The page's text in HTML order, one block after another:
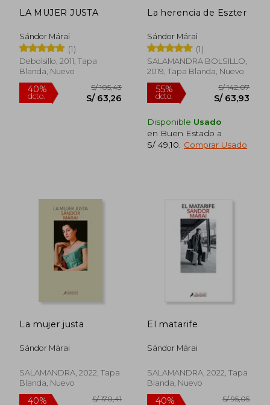
55%
dcto.
55%
dcto.
LA MUJER JUSTA
Sándor Márai
(1)
Debolsillo, 2011, Tapa
Blanda, Nuevo
dcto.
La herencia de Eszter
Sándor Márai
(1)
SALAMANDRA BOLSILLO,
2019, Tapa Blanda, Nuevo
dcto.
Disponible Usado
en Buen Estado a
S/ 49,10
Comprar Usado
La mujer justa
Sándor Márai
SALAMANDRA, 2022, Tapa
Blanda, Nuevo
El matarife
Sándor Márai
SALAMANDRA, 2022, Tapa
Blanda, Nuevo